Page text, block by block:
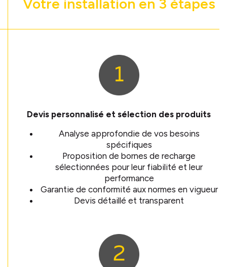
Votre installation en 3 étapes
Devis personnalisé et sélection des produits
Analyse approfondie de vos besoins
spécifiques
Proposition de bornes de recharge
sélectionnées pour leur fiabilité et leur
performance
Garantie de conformité aux normes en vigueur
Devis détaillé et transparent